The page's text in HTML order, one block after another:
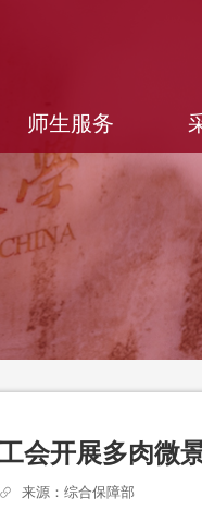
师生服务
会开展多肉微
来源：综合保障部